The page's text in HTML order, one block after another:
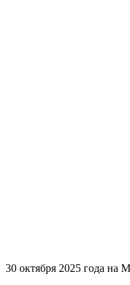
30 октября 2025 года на